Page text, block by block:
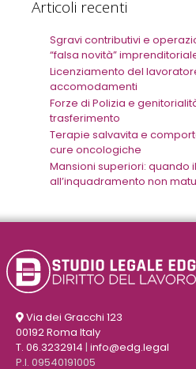
Articoli recenti
Sgravi contributivi e
“falsa novità”
Licenziamento del
accomodamenti
Forze di Polizia e
trasferimento
Terapie salvavita e
cure oncologiche
Mansioni superiori: quando
all’inquadramento non
Via dei Gracchi 123
00192 Roma Italy
T. 06.3232914 | info@edg.legal
P.I. 09540191005